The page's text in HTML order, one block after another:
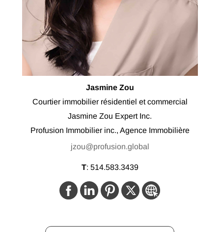
Jasmine Zou
Courtier immobilier résidentiel et commercial
Jasmine Zou Expert Inc.
Profusion Immobilier inc., Agence Immobilière
jzou@profusion.global
T: 514.583.3439